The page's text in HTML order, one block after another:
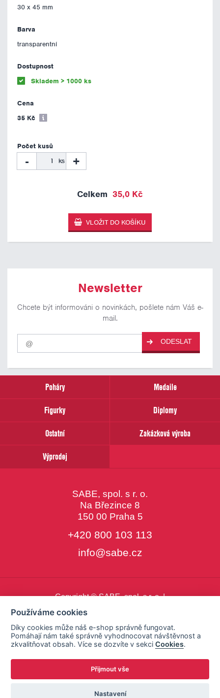
30 x 45 mm
transparentní
Skladem > 1000 ks
35 Kč
- ks +
35,0 Kč
Newsletter
Chcete být informováni o novinkách, pošlete nám Váš e-
mail.
Pro
odběr
našich
email
ODESLAT
Poháry
Medaile
Figurky
Diplomy
Ostatní
Zakázková výroba
Výprodej
SABE, spol. s r. o.
Na Březince 8
150 00 Praha 5
+420 800 103 113
info@sabe.cz
Copyright © SABE, spol. s r. o. |
Používáme cookies
Díky cookies může náš e-shop správně fungovat.
Pomáhají nám také správně vyhodnocovat návštěvnost a
zkvalitňovat obsah. Více se dozvíte v sekciCookies.
Přijmout vše
Nastavení